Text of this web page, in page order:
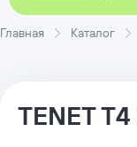
Главная Каталог
TENETT4